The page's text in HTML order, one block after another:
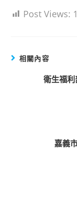
Post Views:
相關內容
衛生福
嘉義